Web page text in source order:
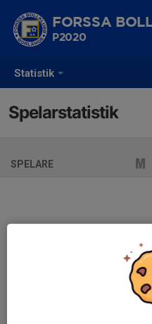
Statistik
FORSSA
P2020
Spelarstatistik
SPELARE
Ingen
När ni fyller i uppställning på